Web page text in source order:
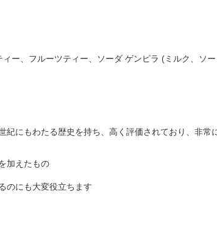
ー、フルーツティー、ソーダ ゲンピラ (ミルク、ソ
紀にもわたる歴史を持ち、高く評価されており、非常
加えたもの
のにも大変役立ちます